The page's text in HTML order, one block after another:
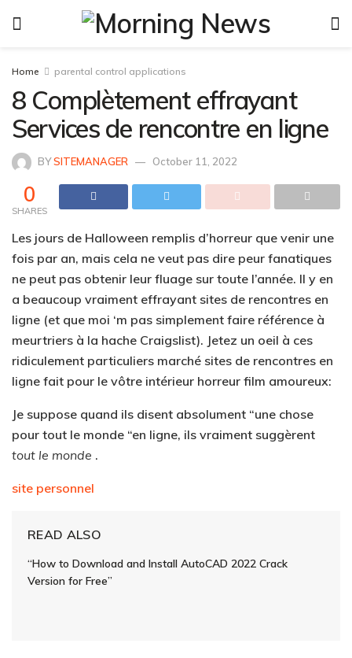
Home parental control applications
8 Complètement effrayant
Services de rencontre en ligne
BYSITEMANAGER October 11, 2022
0
SHARES
Les jours de Halloween remplis d’horreur que venir une
fois par an, mais cela ne veut pas dire peur fanatiques
ne peut pas obtenir leur fluage sur toute l’année. Il y en
a beaucoup vraiment effrayant sites de rencontres en
ligne (et que moi ‘m pas simplement faire référence à
meurtriers à la hache Craigslist). Jetez un oeil à ces
ridiculement particuliers marché sites de rencontres en
ligne fait pour le vôtre intérieur horreur film amoureux:
Je suppose quand ils disent absolument “une chose
pour tout le monde “en ligne, ils vraiment suggèrent
tout le monde .
site personnel
READ ALSO
“How to Download and Install AutoCAD 2022 Crack
Version for Free”